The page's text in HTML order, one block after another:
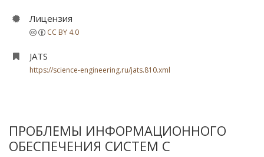
Лицензия
CC BY 4.0
JATS
https://science-engineering.ru/jats.810.xml
ПРОБЛЕМЫ ИНФОРМАЦИОННОГО
ОБЕСПЕЧЕНИЯ СИСТЕМ С